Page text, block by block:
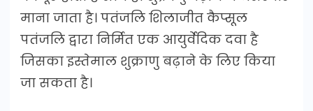
माना जाता है। पतंजलि शिलाजीत कैप्सूल
पतंजलि द्वारा निर्मित एक आयुर्वेदिक दवा है
जिसका इस्तेमाल शुक्राणु बढ़ाने के लिए किया
जा सकता है।